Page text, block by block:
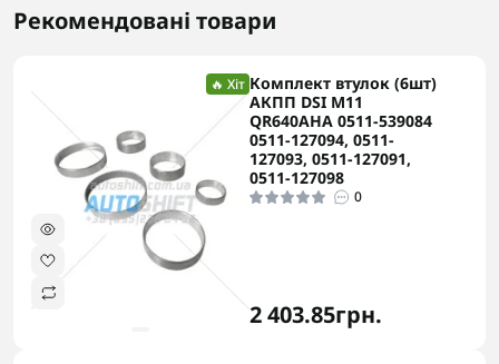
Рекомендовані товари
🔥 Хіт Комплект втулок (6шт)
АКПП DSI M11
QR640AHA 0511-539084
0511-127094, 0511-
127093, 0511-127091,
0511-127098
0
2 403.85грн.